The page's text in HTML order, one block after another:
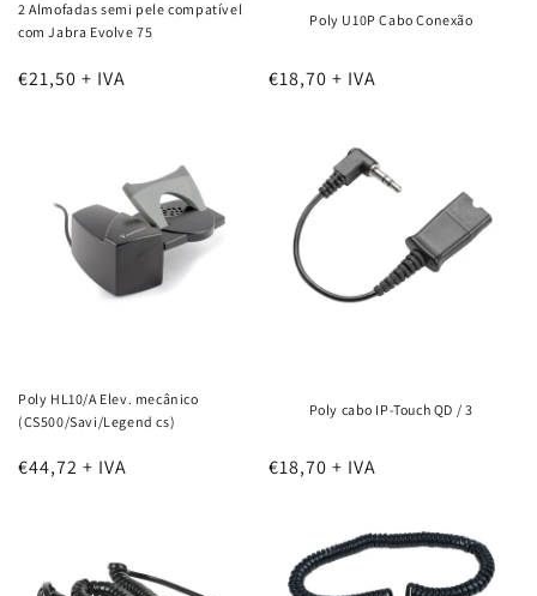
2 Almofadas semi pele compatível
com Jabra Evolve 75
€21,50 + IVA
Poly U10P Cabo Conexão
€18,70 + IVA
Poly HL10/A Elev. mecânico
(CS500/Savi/Legend cs)
€44,72 + IVA
Poly cabo IP-Touch QD / 3
€18,70 + IVA